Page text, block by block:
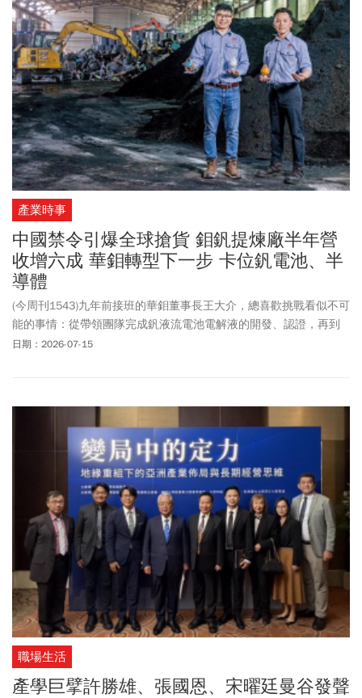
Yamal），在19年前就曾在慈善年曆的拍攝被梅西抱在懷裡洗澡，因
此世足冠軍賽更被稱為是「澡盆之戰」。
產業時事
中國禁令引爆全球搶貨 鉬釩提煉廠半年營
收增六成 華鉬轉型下一步 卡位釩電池、半
導體
(今周刊1543)九年前接班的華鉬董事長王大介，總喜歡挑戰看似不可
能的事情：從帶領團隊完成釩液流電池電解液的開發、認證，再到
跨足半導體材料，及早卡位新興市場。
日期：2026-07-15
職場生活
產學巨擘許勝雄、張國恩、宋曜廷曼谷發聲